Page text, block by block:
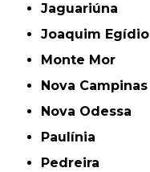
Jaguariúna
Joaquim Egídio
Monte Mor
Nova Campinas
Nova Odessa
Paulínia
Pedreira